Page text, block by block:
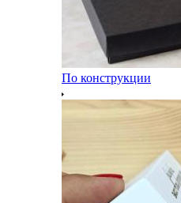
По конструкции